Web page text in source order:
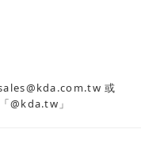
或
@kda.tw」